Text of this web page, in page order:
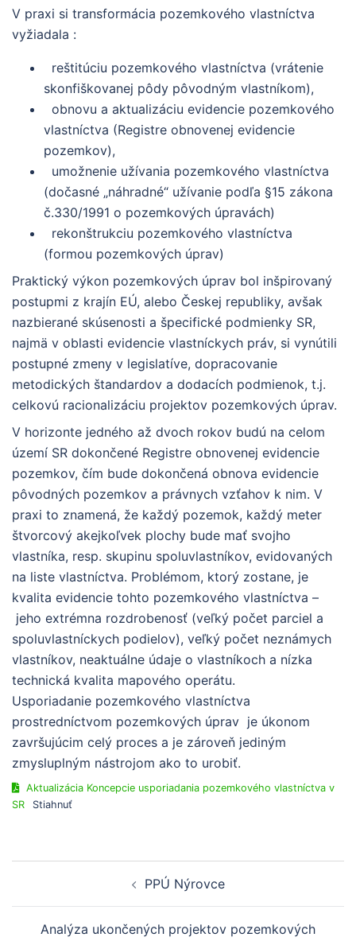
V praxi si transformácia pozemkového vlastníctva
vyžiadala :
reštitúciu pozemkového vlastníctva (vrátenie
skonfiškovanej pôdy pôvodným vlastníkom),
obnovu a aktualizáciu evidencie pozemkového
vlastníctva (Registre obnovenej evidencie
pozemkov),
umožnenie užívania pozemkového vlastníctva
(dočasné „náhradné“ užívanie podľa §15 zákona
č.330/1991 o pozemkových úpravách)
rekonštrukciu pozemkového vlastníctva
(formou pozemkových úprav)
Praktický výkon pozemkových úprav bol inšpirovaný
postupmi z krajín EÚ, alebo Českej republiky, avšak
nazbierané skúsenosti a špecifické podmienky SR,
najmä v oblasti evidencie vlastníckych práv, si vynútili
postupné zmeny v legislatíve, dopracovanie
metodických štandardov a dodacích podmienok, t.j.
celkovú racionalizáciu projektov pozemkových úprav.
V horizonte jedného až dvoch rokov budú na celom
území SR dokončené Registre obnovenej evidencie
pozemkov, čím bude dokončená obnova evidencie
pôvodných pozemkov a právnych vzťahov k nim. V
praxi to znamená, že každý pozemok, každý meter
štvorcový akejkoľvek plochy bude mať svojho
vlastníka, resp. skupinu spoluvlastníkov, evidovaných
na liste vlastníctva. Problémom, ktorý zostane, je
kvalita evidencie tohto pozemkového vlastníctva –
jeho extrémna rozdrobenosť (veľký počet parciel a
spoluvlastníckych podielov), veľký počet neznámych
vlastníkov, neaktuálne údaje o vlastníkoch a nízka
technická kvalita mapového operátu.
Usporiadanie pozemkového vlastníctva
prostredníctvom pozemkových úprav je úkonom
završujúcim celý proces a je zároveň jediným
zmysluplným nástrojom ako to urobiť.
Aktualizácia Koncepcie usporiadania pozemkového vlastníctva v
SR
Stiahnuť
PPÚ Nýrovce
Analýza ukončených projektov pozemkových